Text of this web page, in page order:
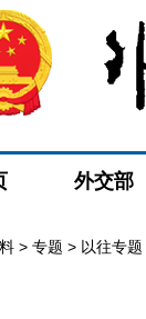
外交部
> 专题 > 以往专题